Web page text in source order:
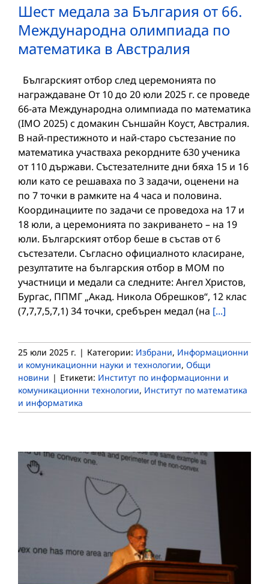
Шест медала за България от 66.
Международна олимпиада по
математика в Австралия
Българският отбор след церемонията по
награждаване От 10 до 20 юли 2025 г. се проведе
66-ата Международна олимпиада по математика
(IMO 2025) с домакин Съншайн Коуст, Австралия.
В най-престижното и най-старо състезание по
математика участваха рекордните 630 ученика
от 110 държави. Състезателните дни бяха 15 и 16
юли като се решаваха по 3 задачи, оценени на
по 7 точки в рамките на 4 часа и половина.
Координациите по задачи се проведоха на 17 и
18 юли, а церемонията по закриването – на 19
юли. Българският отбор беше в състав от 6
състезатели. Съгласно официалното класиране,
резултатите на българския отбор в МОМ по
участници и медали са следните: Ангел Христов,
Бургас, ППМГ „Акад. Никола Обрешков“, 12 клас
(7,7,7,5,7,1) 34 точки, сребърен медал (на [...]
25 юли 2025 г. | Категории: Избрани, Информационни
и комуникационни науки и технологии, Общи
новини | Етикети: Институт по информационни и
комуникационни технологии, Институт по математика
и информатика